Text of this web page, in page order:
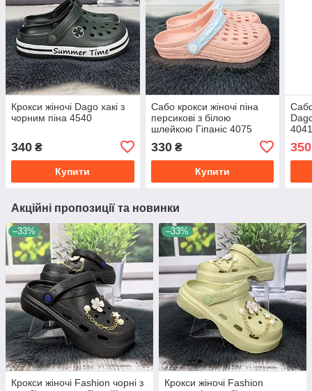
Крокси жіночі Dago хакі з
чорним піна 4540
340 ₴
Купити
Сабо крокси жіночі піна
персикові з білою
шлейкою Гіпаніс 4075
330₴
Купити
350
Акційні пропозиції та новинки
–33%
Крокси жіночі Fashion чорні з
–33%
Крокси жіночі Fashion